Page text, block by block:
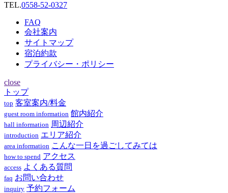
TEL.0558-52-0327
FAQ
会社案内
サイトマップ
宿泊約款
プライバシー・ポリシー
close
トップ
top 客室案内/料金
guest room information 館内紹介
hall information 周辺紹介
introduction エリア紹介
area information こんな一日を過ごしてみては
how to spend アクセス
access よくある質問
faq お問い合わせ
inquiry 予約フォーム